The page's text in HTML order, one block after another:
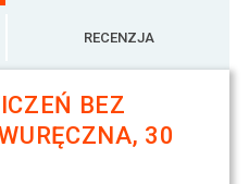
RECENZJA
BEZ
30